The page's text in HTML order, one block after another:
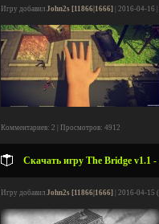
Игру добавил John2s [11866|1666] | 2016-04-16 |
Комментариев: 2 | Просмотров: 4912
Скачать игру The Bridge v1.1 -
Игру добавил John2s [11866|1666] | 2016-04-15